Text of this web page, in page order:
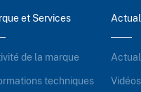
et Services
de la marque
techniques Vidéos